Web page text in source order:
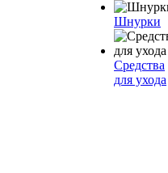
Шнурки
Средства
для ухода